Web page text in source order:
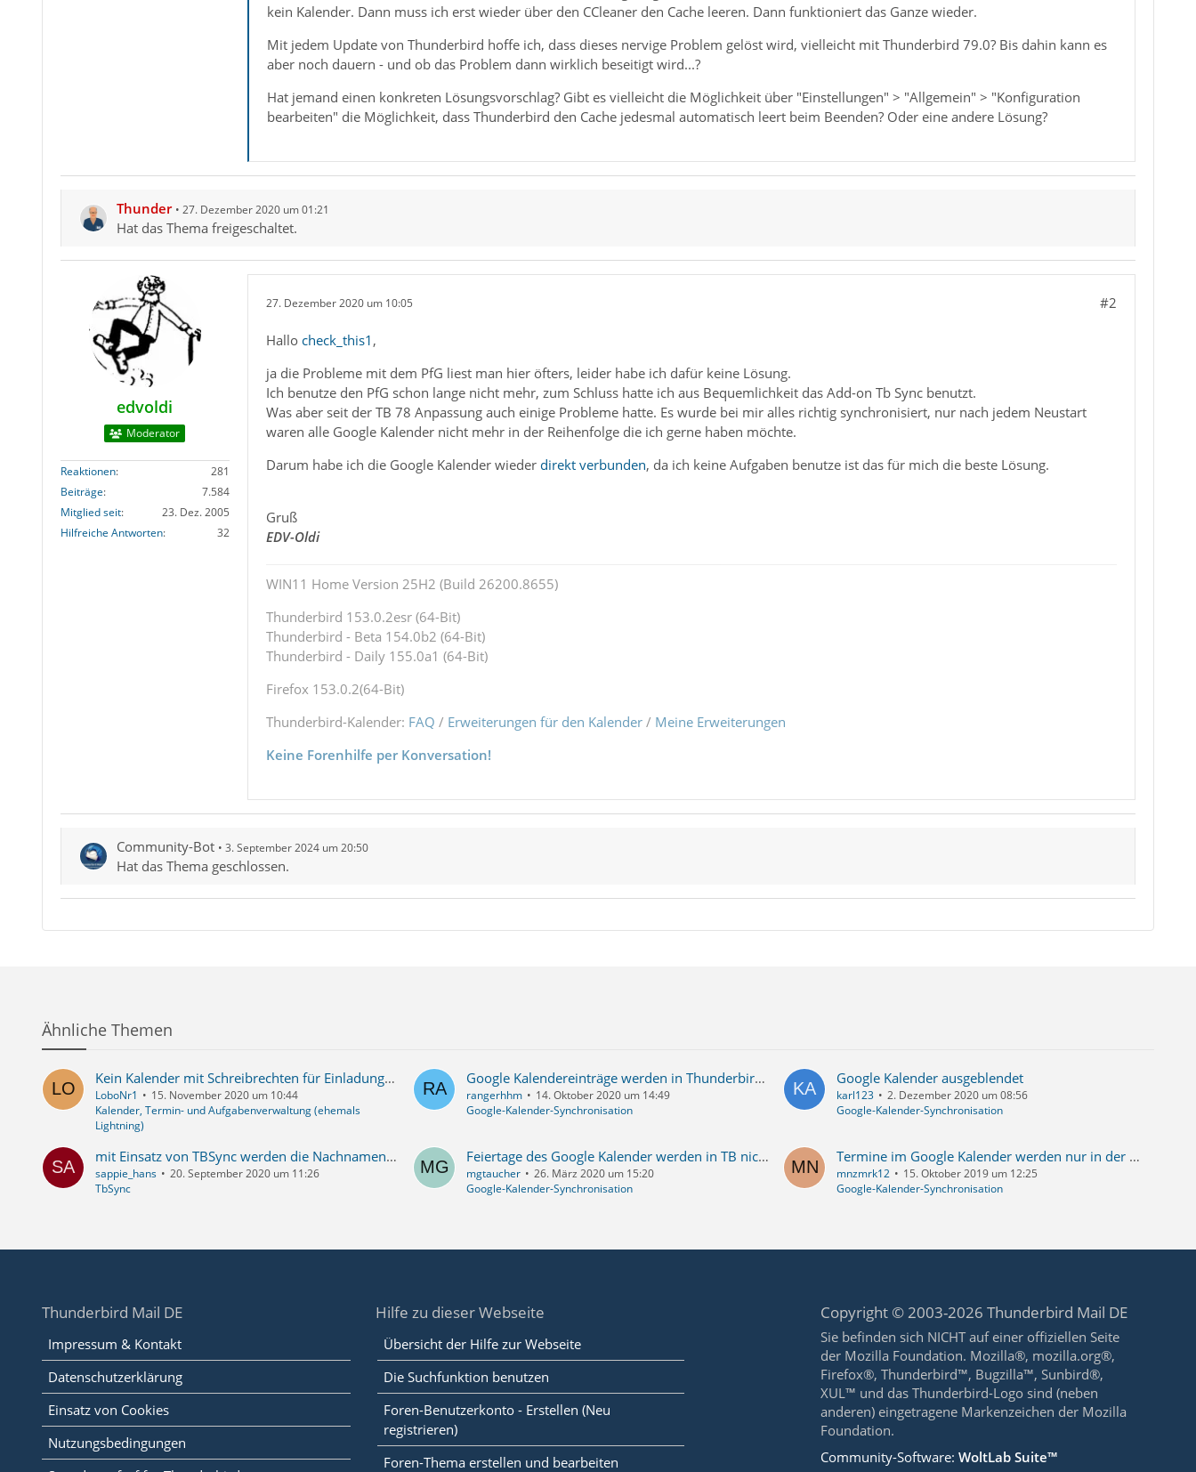
kein Kalender. Dann muss ich erst wieder über den CCleaner den Cache leeren. Dann funktioniert das Ganze wieder.
Mit jedem Update von Thunderbird hoffe ich, dass dieses nervige Problem gelöst wird, vielleicht mit Thunderbird 79.0? Bis dahin kann es
aber noch dauern - und ob das Problem dann wirklich beseitigt wird...?
Hat jemand einen konkreten Lösungsvorschlag? Gibt es vielleicht die Möglichkeit über "Einstellungen" > "Allgemein" > "Konfiguration
bearbeiten" die Möglichkeit, dass Thunderbird den Cache jedesmal automatisch leert beim Beenden? Oder eine andere Lösung?
Thunder 27. Dezember 2020 um 01:21
Hat das Thema freigeschaltet.
edvoldi
Moderator
Reaktionen
281
Beiträge
7.584
Mitglied seit
23. Dez. 2005
Hilfreiche Antworten
32
27. Dezember 2020 um 10:05 #2
Hallo check_this1 ,
ja die Probleme mit dem PfG liest man hier öfters, leider habe ich dafür keine Lösung.
Ich benutze den PfG schon lange nicht mehr, zum Schluss hatte ich aus Bequemlichkeit das Add-on Tb Sync benutzt.
Was aber seit der TB 78 Anpassung auch einige Probleme hatte. Es wurde bei mir alles richtig synchronisiert, nur nach jedem Neustart
waren alle Google Kalender nicht mehr in der Reihenfolge die ich gerne haben möchte.
Darum habe ich die Google Kalender wieder direkt verbunden, da ich keine Aufgaben benutze ist das für mich die beste Lösung.
Gruß
EDV-Oldi
WIN11 Home Version 25H2 (Build 26200.8655)
Thunderbird 153.0.2esr (64-Bit)
Thunderbird - Beta 154.0b2 (64-Bit)
Thunderbird - Daily 155.0a1 (64-Bit)
Firefox 153.0.2(64-Bit)
Thunderbird-Kalender: FAQ / Erweiterungen für den Kalender/ Meine Erweiterungen
Keine Forenhilfe per Konversation!
Community-Bot 3. September 2024 um 20:50
Hat das Thema geschlossen.
Ähnliche Themen
Kein Kalender mit Schreibrechten für Einladungen eingerichtet trotz Google Kalender über "Provider für Google Kalender" nach Update...
LoboNr1
15. November 2020 um 10:44
Kalender, Termin- und Aufgabenverwaltung (ehemals
Lightning)
Google Kalendereinträge werden in Thunderbird nicht angezeigt
rangerhhm
14. Oktober 2020 um 14:49
Google-Kalender-Synchronisation
Google Kalender ausgeblendet
karl123
2. Dezember 2020 um 08:56
Google-Kalender-Synchronisation
mit Einsatz von TBSync werden die Nachnamen in Suffix angezeigt
sappie_hans
20. September 2020 um 11:26
TbSync
Feiertage des Google Kalender werden in TB nicht angezeigt
mgtaucher
26. März 2020 um 15:20
Google-Kalender-Synchronisation
Termine im Google Kalender werden nur in der Monatsansicht dargestellt
mnzmrk12
15. Oktober 2019 um 12:25
Google-Kalender-Synchronisation
Thunderbird Mail DE
Impressum & Kontakt
Datenschutzerklärung
Einsatz von Cookies
Nutzungsbedingungen
Hilfe zu dieser Webseite
Übersicht der Hilfe zur Webseite
Die Suchfunktion benutzen
Foren-Benutzerkonto - Erstellen (Neu
registrieren)
Foren-Thema erstellen und bearbeiten
Copyright © 2003-2026 Thunderbird Mail DE
Sie befinden sich NICHT auf einer offiziellen Seite
der Mozilla Foundation. Mozilla®, mozilla.org®,
Firefox®, Thunderbird™, Bugzilla™, Sunbird®,
XUL™ und das Thunderbird-Logo sind (neben
anderen) eingetragene Markenzeichen der Mozilla
Foundation.
Community-Software:WoltLab Suite™